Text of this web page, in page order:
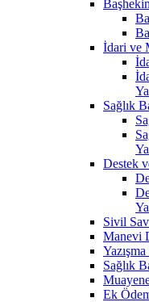
İdari ve
Sağlık
Destek
Sivil
Manevi
Sağlık
Ek